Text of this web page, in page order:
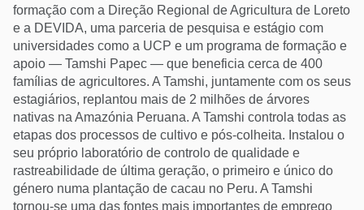
formação com a Direção Regional de Agricultura de Loreto
e a DEVIDA, uma parceria de pesquisa e estágio com
universidades como a UCP e um programa de formação e
apoio — Tamshi Papec — que beneficia cerca de 400
famílias de agricultores. A Tamshi, juntamente com os seus
estagiários, replantou mais de 2 milhões de árvores
nativas na Amazónia Peruana. A Tamshi controla todas as
etapas dos processos de cultivo e pós-colheita. Instalou o
seu próprio laboratório de controlo de qualidade e
rastreabilidade de última geração, o primeiro e único do
género numa plantação de cacau no Peru. A Tamshi
tornou-se uma das fontes mais importantes de emprego